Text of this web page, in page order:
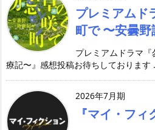
プレミアムド
町で 〜安曇野
プレミアムドラマ
療記〜』感想投稿お待ちしております
2026年7月期
『マイ・フィ